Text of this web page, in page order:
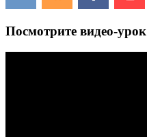
Посмотрите видео-урок